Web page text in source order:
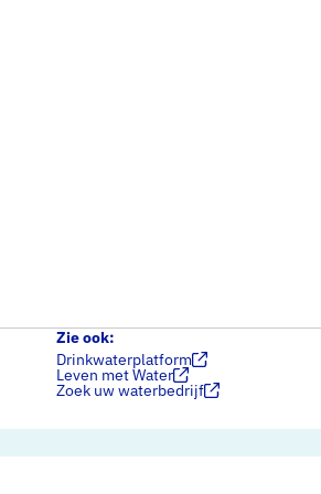
Zie ook:
Drinkwaterplatform
Leven met Water
Zoek uw waterbedrijf